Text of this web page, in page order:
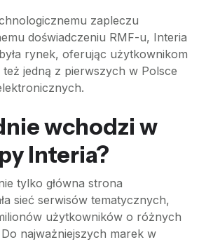
zapleczu
doświadczeniu RMF-u, Interia
rynek, oferując użytkownikom
jedną z pierwszych w Polsce
wchodzi w
Interia?
tylko główna strona
sieć serwisów tematycznych,
użytkowników o różnych
najważniejszych marek w